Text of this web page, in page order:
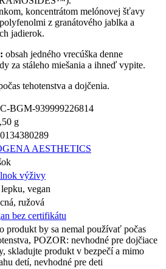
koncentrátom melónovej šťavy
z granátového jablka a
jadierok.
obsah jedného vrecúška denne
za stáleho miešania a ihneď vypite.
tehotenstva a dojčenia.
BGM-939999226814
g
AESTHETICS
výživy
vegan
ružová
bez certifikátu
produkt by sa nemal používať počas
POZOR: nevhodné pre dojčiace
skladujte produkt v bezpečí a mimo
detí, nevhodné pre deti